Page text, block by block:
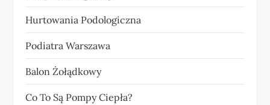
Hurtowania Podologiczna
Podiatra Warszawa
Balon Żołądkowy
Co To Są Pompy Ciepła?